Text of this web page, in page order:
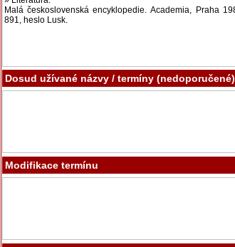
Dosud užívané názvy / termíny (nedoporučené)
Modifikace termínu